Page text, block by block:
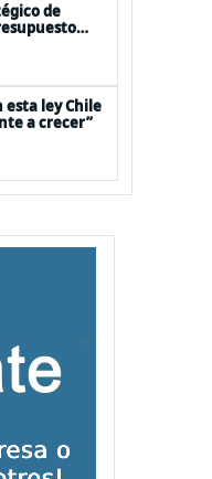
de
del
esta ley Chile
a crecer”